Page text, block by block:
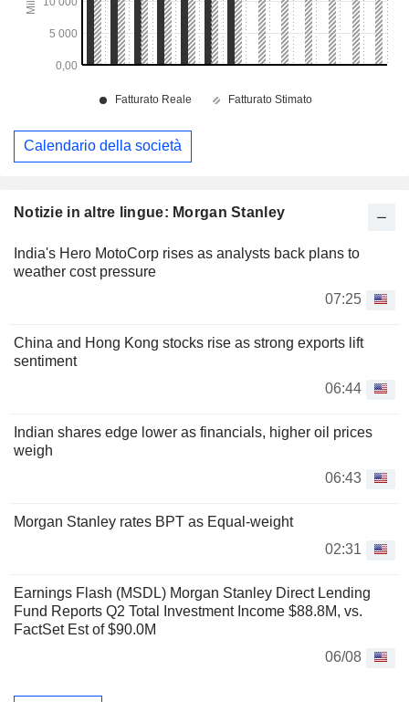
Notizie in altre lingue: Morgan Stanley
India's Hero MotoCorp rises as analysts back plans to
weather cost pressure
07:25
China and Hong Kong stocks rise as strong exports lift
sentiment
06:44
Indian shares edge lower as financials, higher oil prices
weigh
06:43
Morgan Stanley rates BPT as Equal-weight
02:31
Earnings Flash (MSDL) Morgan Stanley Direct Lending
Fund Reports Q2 Total Investment Income $88.8M, vs.
FactSet Est of $90.0M
06/08
Calendario della società